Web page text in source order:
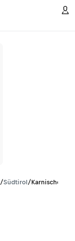
/Südtirol/Karnischer